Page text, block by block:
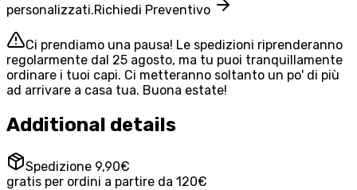
personalizzati.Richiedi Preventivo
Ci prendiamo una pausa! Le spedizioni riprenderanno
regolarmente dal 25 agosto, ma tu puoi tranquillamente
ordinare i tuoi capi. Ci metteranno soltanto un po' di più
ad arrivare a casa tua. Buona estate!
Additional details
Spedizione 9,90€
gratis per ordini a partire da 120€